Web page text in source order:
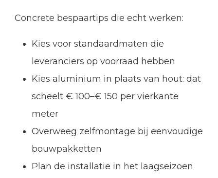
Concrete bespaartips die echt werken:
Kies voor standaardmaten die
leveranciers op voorraad hebben
Kies aluminium in plaats van hout: dat
scheelt € 100–€ 150 per vierkante
meter
Overweeg zelfmontage bij eenvoudige
bouwpakketten
Plan de installatie in het laagseizoen